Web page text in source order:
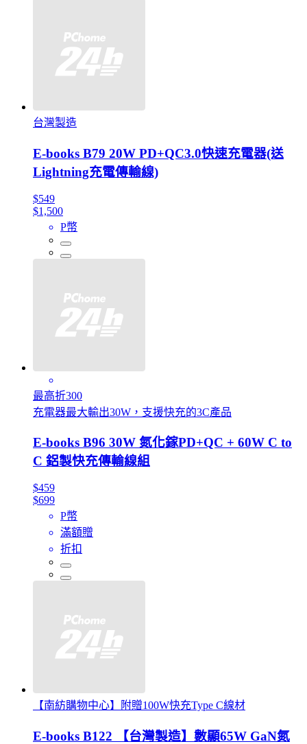
台灣製造
E-books B79 20W PD+QC3.0快速充電器(送
Lightning充電傳輸線)
$549
$1,500
P幣
最高折300
充電器最大輸出30W，支援快充的3C產品
E-books B96 30W 氮化鎵PD+QC + 60W C to
C 鋁製快充傳輸線組
$459
$699
P幣
滿額贈
折扣
【南紡購物中心】附贈100W快充Type C線材
E-books B122 【台灣製造】數顯65W GaN氮